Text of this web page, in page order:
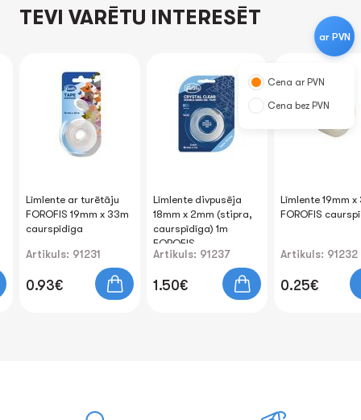
TEVI VARĒTU INTERESĒT
Līmlente ar turētāju
FOROFIS 19mm x 33m
caurspīdīga
Artikuls: 91231
0.93€
Līmlente divpusēja
18mm x 2mm (stipra,
caurspīdīga) 1m
FOROFIS
Artikuls: 91237
1.50€
Līmlente 19mm х
FOROFIS
Artikuls: 91232
0.25€
ar PVN
Cena ar PVN
Cena bez PVN